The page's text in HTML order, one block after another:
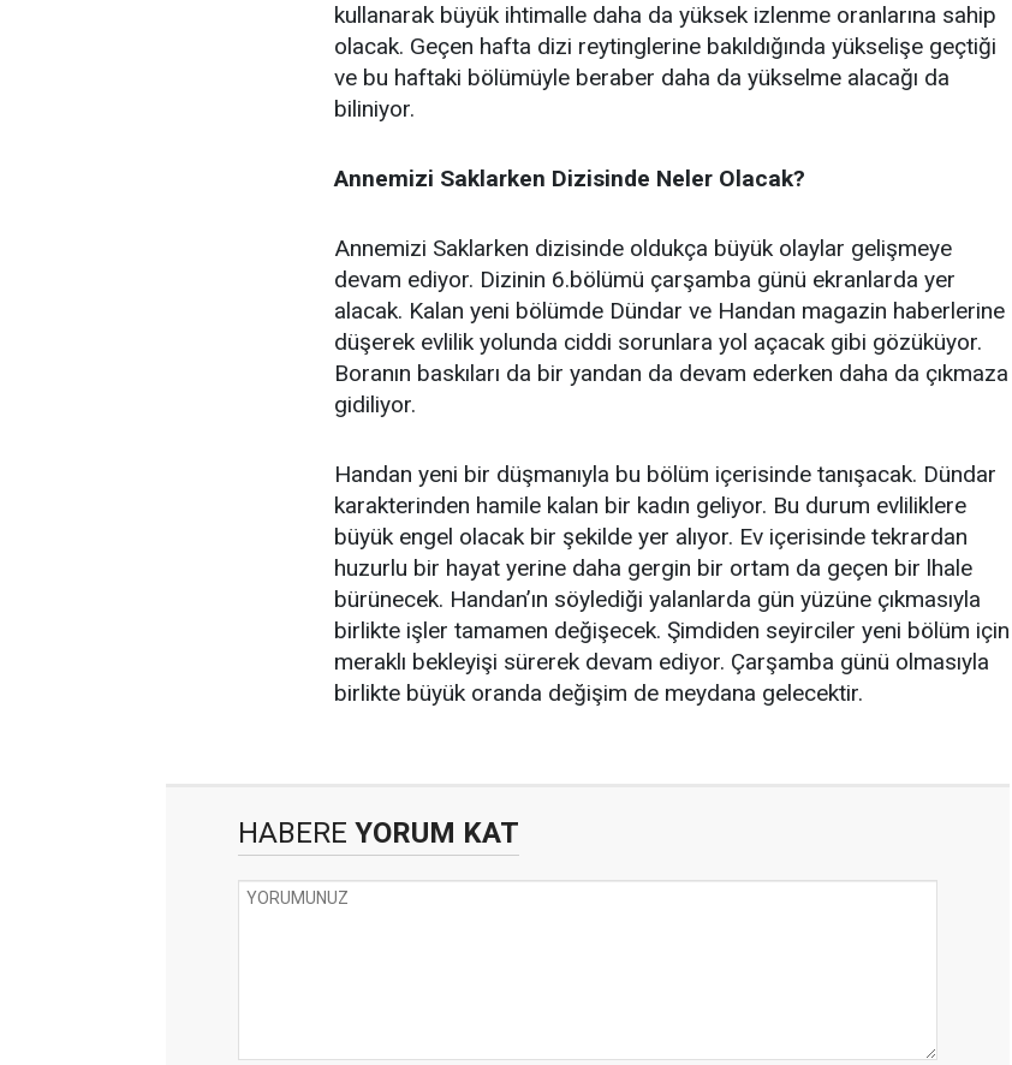
kullanarak büyük ihtimalle daha da yüksek izlenme oranlarına sahip
olacak. Geçen hafta dizi reytinglerine bakıldığında yükselişe geçtiği
ve bu haftaki bölümüyle beraber daha da yükselme alacağı da
biliniyor.
Annemizi Saklarken Dizisinde Neler Olacak?
Annemizi Saklarken dizisinde oldukça büyük olaylar gelişmeye
devam ediyor. Dizinin 6.bölümü çarşamba günü ekranlarda yer
alacak. Kalan yeni bölümde Dündar ve Handan magazin haberlerine
düşerek evlilik yolunda ciddi sorunlara yol açacak gibi gözüküyor.
Boranın baskıları da bir yandan da devam ederken daha da çıkmaza
gidiliyor.
Handan yeni bir düşmanıyla bu bölüm içerisinde tanışacak. Dündar
karakterinden hamile kalan bir kadın geliyor. Bu durum evliliklere
büyük engel olacak bir şekilde yer alıyor. Ev içerisinde tekrardan
huzurlu bir hayat yerine daha gergin bir ortam da geçen bir lhale
bürünecek. Handan’ın söylediği yalanlarda gün yüzüne çıkmasıyla
birlikte işler tamamen değişecek. Şimdiden seyirciler yeni bölüm için
meraklı bekleyişi sürerek devam ediyor. Çarşamba günü olmasıyla
birlikte büyük oranda değişim de meydana gelecektir.
HABERE YORUM KAT